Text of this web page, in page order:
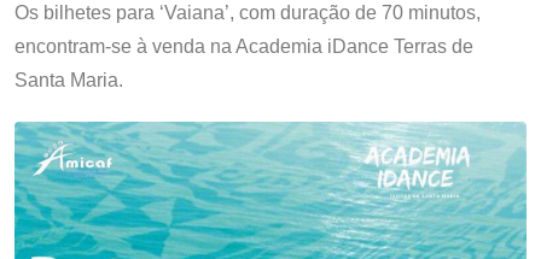
Os bilhetes para ‘Vaiana’, com duração de 70 minutos,
encontram-se à venda na Academia iDance Terras de
Santa Maria.